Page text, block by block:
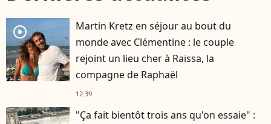
player2
Martin Kretz en séjour au bout du
monde avec Clémentine : le couple
rejoint un lieu cher à Raïssa, la
compagne de Raphaël
12:39
"Ça fait bientôt trois ans qu'on essaie" :